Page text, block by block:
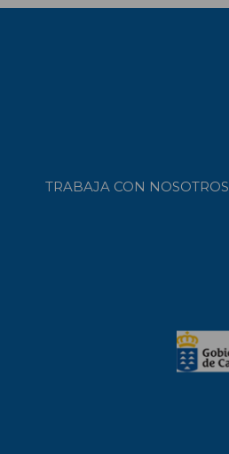
TRABAJA CON NOSOTROS